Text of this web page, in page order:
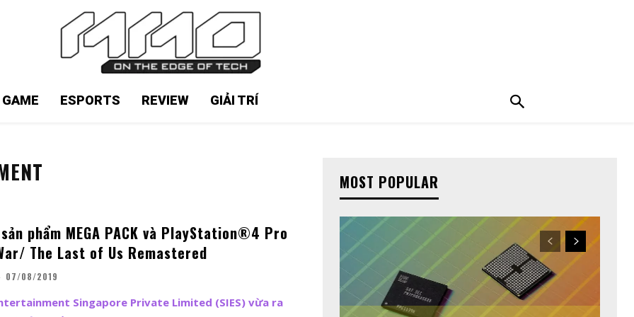
ESPORTS REVIEW GIẢI TRÍ
phẩm MEGA PACK và PlayStation®4 Pro
The Last of Us Remastered
07/08/2019
Singapore Private Limited (SIES) vừa ra
MOST POPULAR